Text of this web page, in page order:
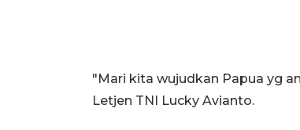
"Mari kita wujudkan Papua yg
Letjen TNI Lucky Avianto.